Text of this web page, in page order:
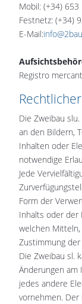
Mobil: (+34) 653
Festnetz: (+34)
E-Mail:
Registro
Die Zweibau
an den Bildern,
Inhalten oder
notwendige
Jede
Form der
Inhalts oder der
welchen
Zustimmung
Die Zweibau sl.
Änderungen am
jedes andere
vornehmen.